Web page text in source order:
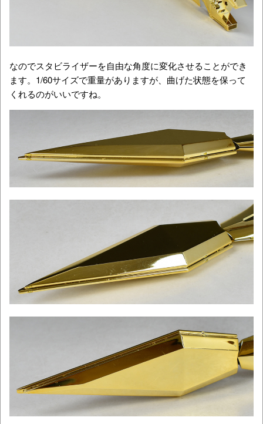
なのでスタビライザーを自由な角度に変化させることができ
ます。1/60サイズで重量がありますが、曲げた状態を保って
くれるのがいいですね。